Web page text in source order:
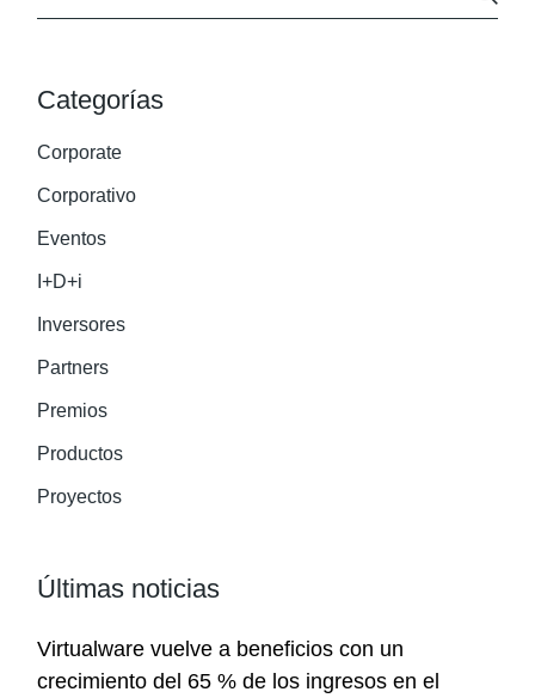
Categorías
Corporate
Corporativo
Eventos
I+D+i
Inversores
Partners
Premios
Productos
Proyectos
Últimas noticias
Virtualware vuelve a beneficios con un
crecimiento del 65 % de los ingresos en el